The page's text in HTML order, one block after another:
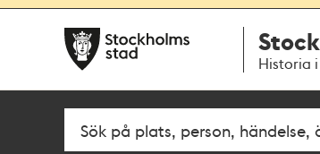
navigationen
huvudinnehållet
Historia
Fritextsök